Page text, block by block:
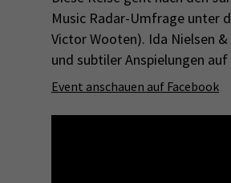
Music Radar-Umfrage unter
Victor Wooten). Ida Nielsen
und subtiler Anspielungen
Event anschauen auf Facebook